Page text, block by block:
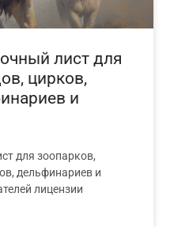
лист для
цирков,
и
для зоопарков,
дельфинариев и
лицензии